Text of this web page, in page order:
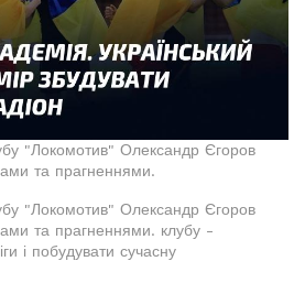
"Локомотив" Олександр Єгоров
та прагненнями.
"Локомотив" Олександр Єгоров
та прагненнями. клубу -
і побудувати сучасну